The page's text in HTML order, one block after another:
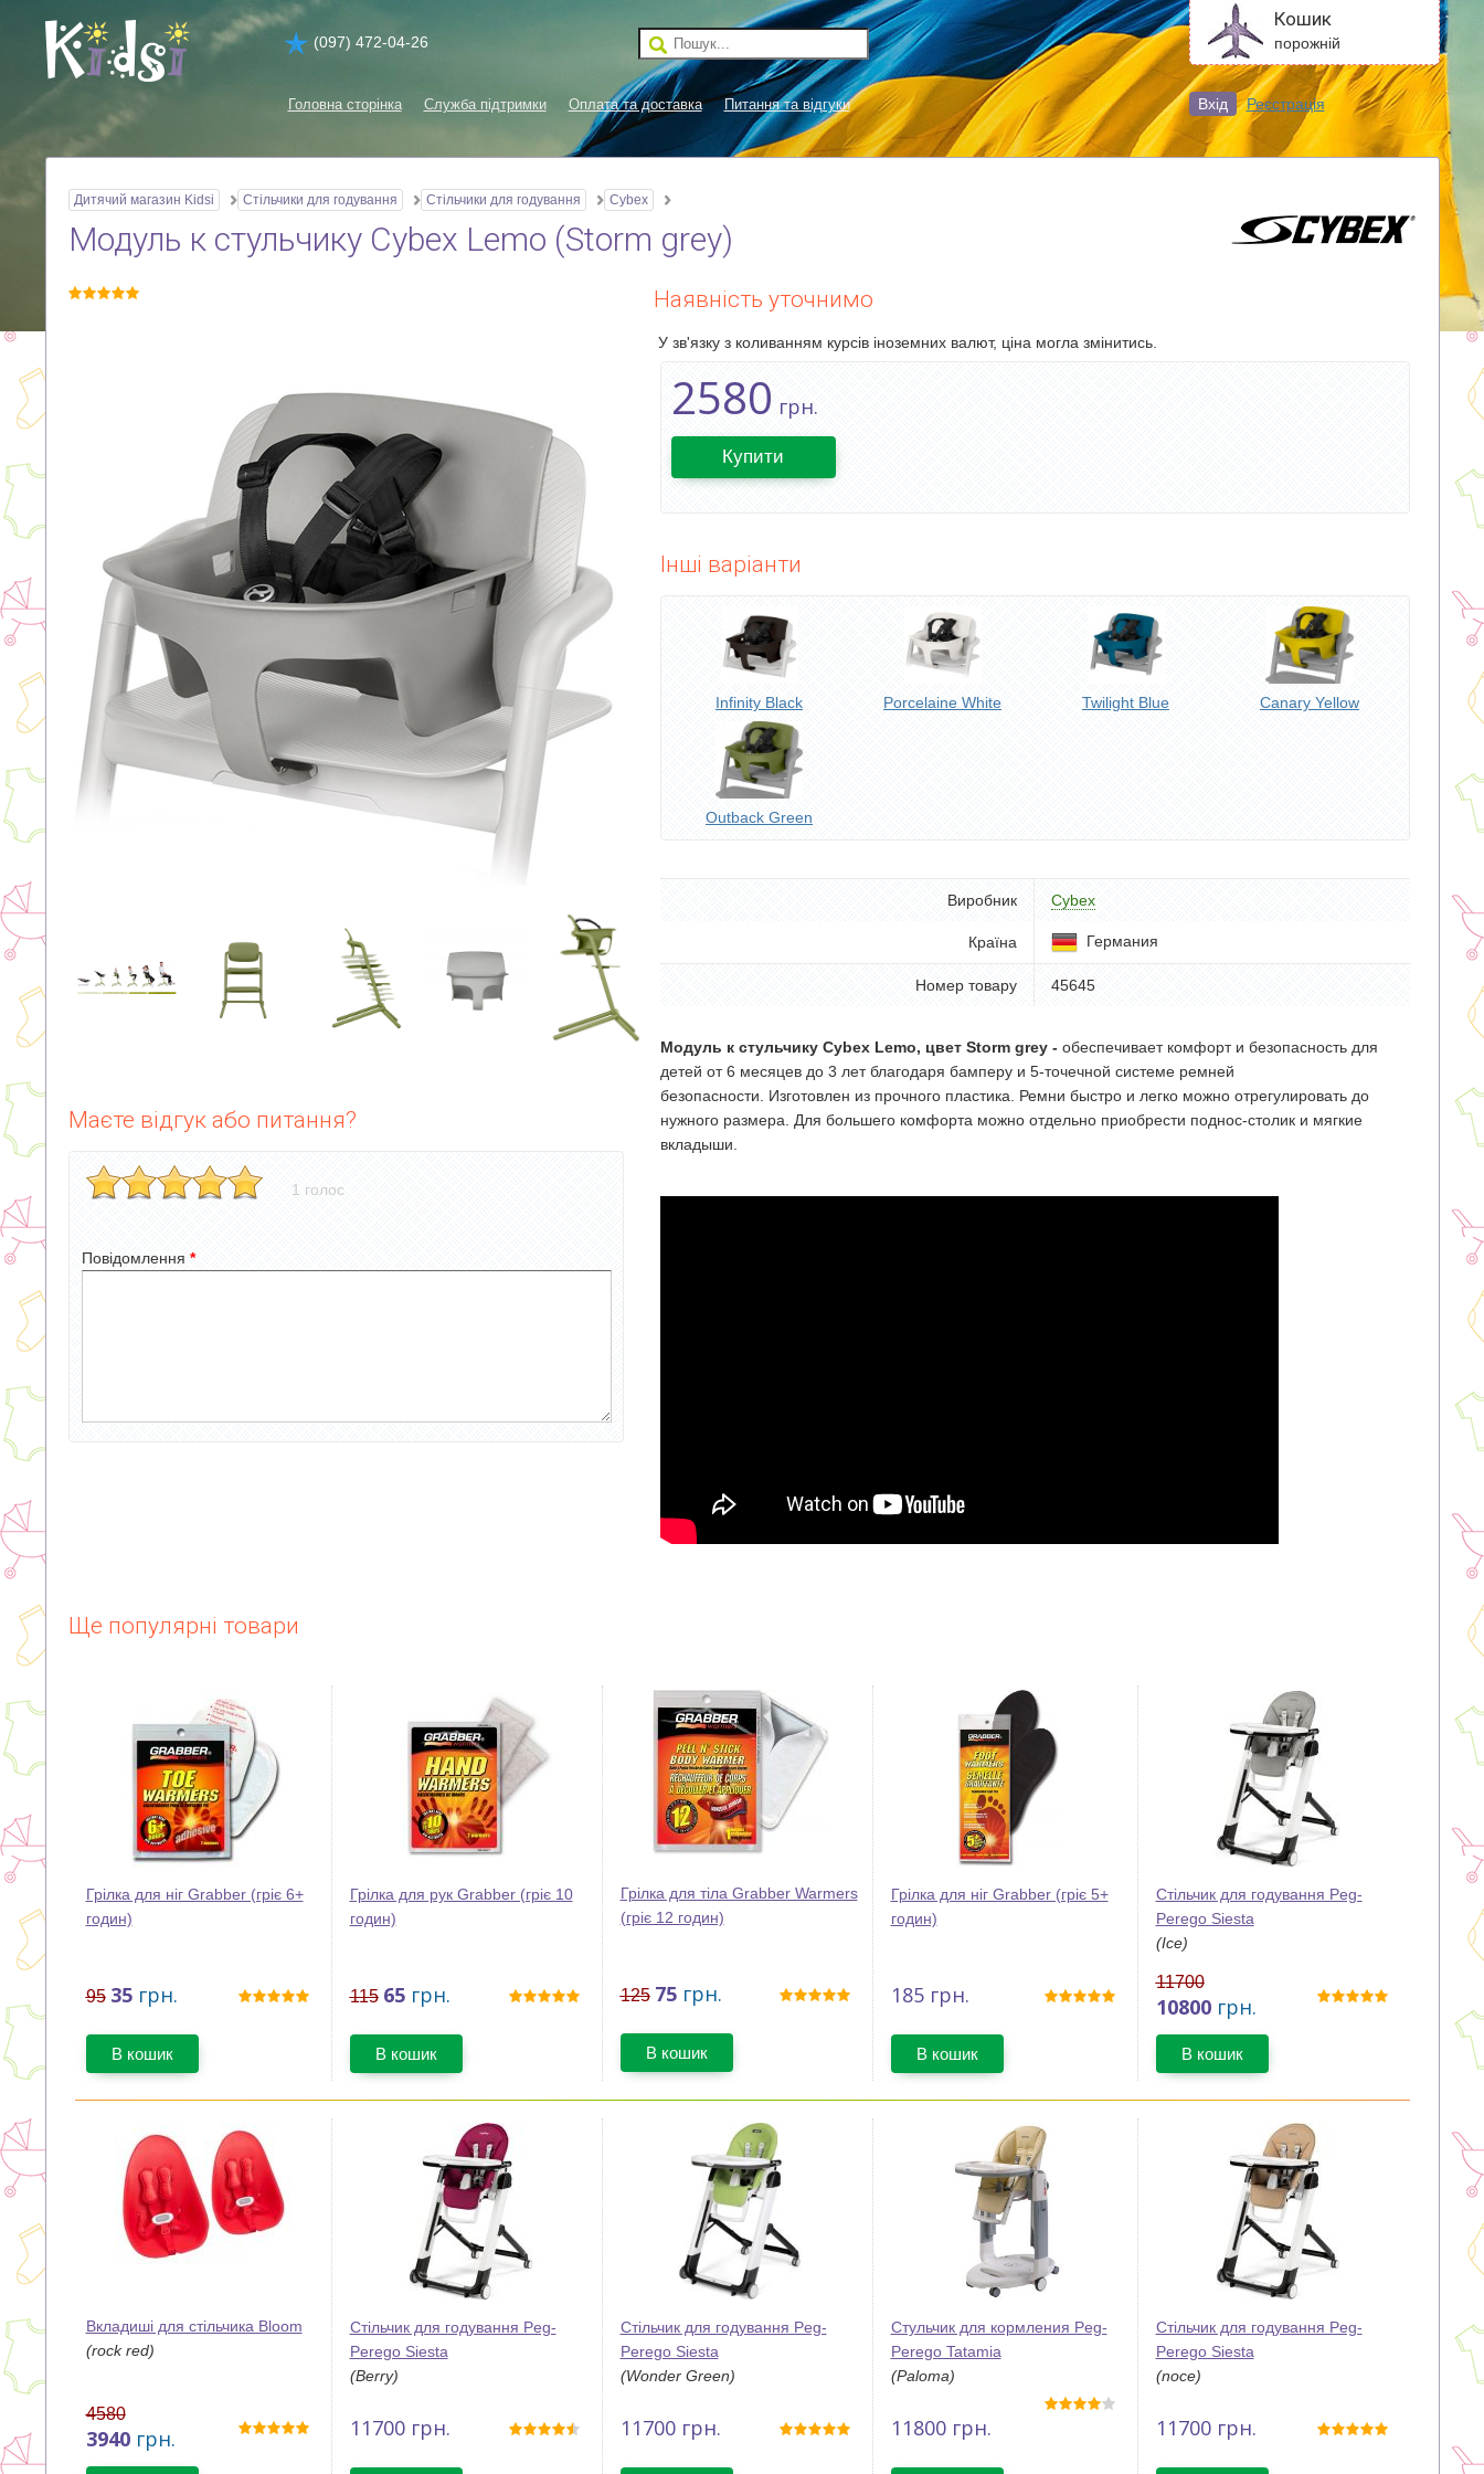
(097) 472-04-26
Кошик
порожній
Головна сторінка Служба підтримки Оплата та доставка Питання та відгуки Вхід Реєстрація
Дитячий магазин Kidsi Стільчики для годування Стільчики для годування Cybex
Модуль к стульчику Cybex Lemo (Storm grey)
Наявність уточнимо
У зв'язку з коливанням курсів іноземних валют, ціна могла змінитись.
Маєте відгук або питання?
1 голос
Повідомлення *
2580 грн.
Купити
Інші варіанти
Infinity Black Porcelaine White Twilight Blue Canary Yellow
Outback Green
Виробник Cybex
Країна Германия
Номер товару 45645
Модуль к стульчику Cybex Lemo, цвет Storm grey - обеспечивает комфорт и безопасность для
детей от 6 месяцев до 3 лет благодаря бамперу и 5-точечной системе ремней
безопасности. Изготовлен из прочного пластика. Ремни быстро и легко можно отрегулировать до
нужного размера. Для большего комфорта можно отдельно приобрести поднос-столик и мягкие
вкладыши.
Ще популярні товари
Грілка для ніг Grabber (гріє 6+
годин)
95 35 грн.
В кошик
Грілка для рук Grabber (гріє 10
годин)
115 65 грн.
В кошик
Грілка для тіла Grabber Warmers
(гріє 12 годин)
125 75 грн.
В кошик
Грілка для ніг Grabber (гріє 5+
годин)
185грн.
В кошик
Стільчик для годування Peg-
Perego Siesta
(Ice)
11700
10800 грн.
В кошик
Вкладиші для стільчика Bloom
(rock red)
4580
3940 грн.
Стільчик для годування Peg-
Perego Siesta
(Berry)
11700грн.
Стільчик для годування Peg-
Perego Siesta
(Wonder Green)
11700грн.
Стульчик для кормления Peg-
Perego Tatamia
(Paloma)
11800грн.
Стільчик для годування Peg-
Perego Siesta
(noce)
11700грн.